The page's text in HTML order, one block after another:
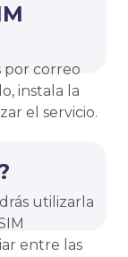
por correo
instala la
el servicio.
utilizarla
entre las